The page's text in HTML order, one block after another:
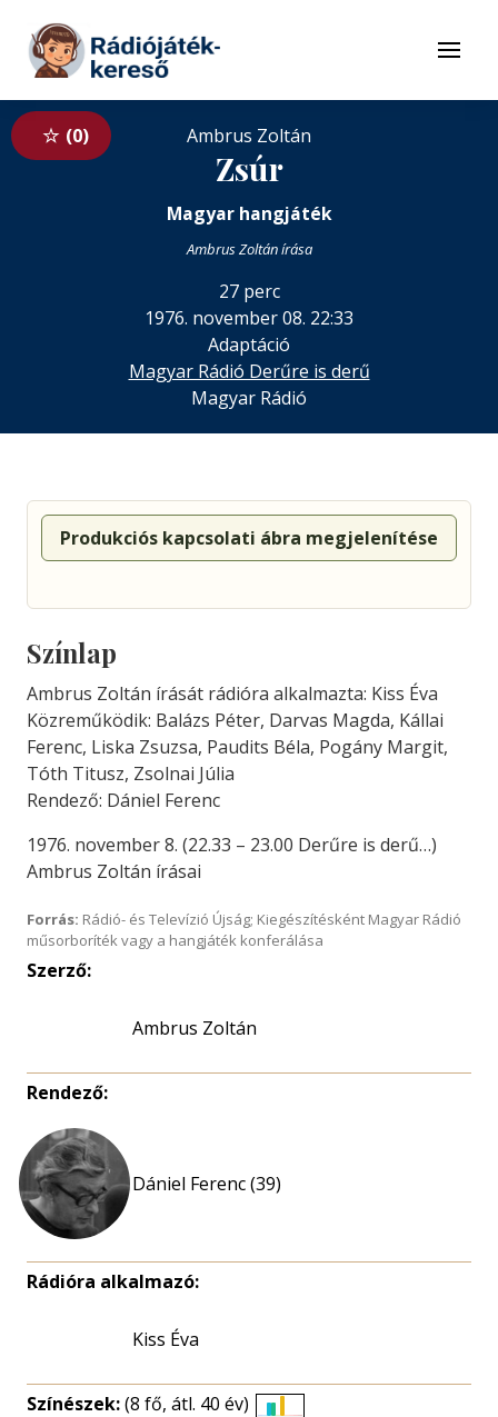
Tovább a tartalomhoz
Menü
0 Ambrus Zoltán
Zsúr
Magyar hangjáték
Ambrus Zoltán írása
27 perc
1976. november 08. 22:33
Adaptáció
Magyar Rádió Derűre is derű
Magyar Rádió
Produkciós kapcsolati ábra megjelenítése
Színlap
Ambrus Zoltán írását rádióra alkalmazta: Kiss Éva
Közreműködik: Balázs Péter, Darvas Magda, Kállai
Ferenc, Liska Zsuzsa, Paudits Béla, Pogány Margit,
Tóth Titusz, Zsolnai Júlia
Rendező: Dániel Ferenc
1976. november 8. (22.33 – 23.00 Derűre is derű…)
Ambrus Zoltán írásai
Forrás: Rádió- és Televízió Újság; Kiegészítésként Magyar Rádió
műsorboríték vagy a hangjáték konferálása
Szerző:
Ambrus Zoltán
Rendező:
Dániel Ferenc (39)
Rádióra alkalmazó:
Kiss Éva
Színészek:(8 fő, átl. 40 év)